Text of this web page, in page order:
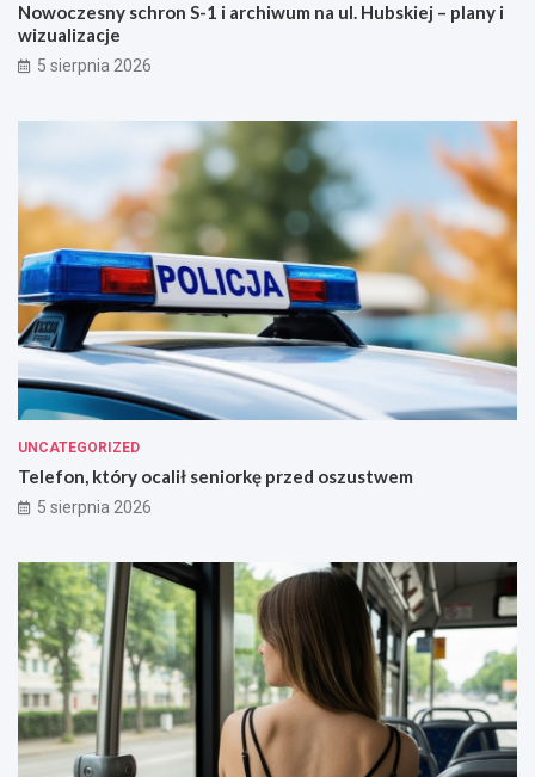
Nowoczesny schron S-1 i archiwum na ul. Hubskiej – plany i
wizualizacje
5 sierpnia 2026
UNCATEGORIZED
Telefon, który ocalił seniorkę przed oszustwem
5 sierpnia 2026